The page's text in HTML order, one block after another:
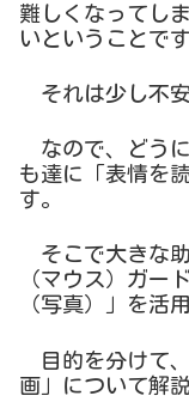
難しくなってし
いということです
それは少し不安
なので、どう
も達に「表情を
す。
そこで大きな
（マウス）ガー
（写真）」を活
目的を分けて
画」について解